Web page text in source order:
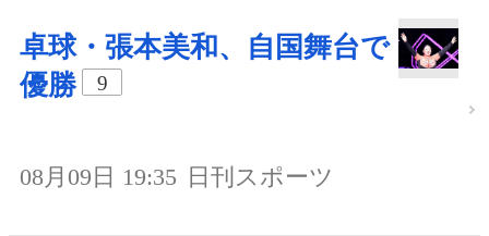
卓球・張本美和、自国舞台で
優勝
9
08月09日 19:35 日刊スポーツ